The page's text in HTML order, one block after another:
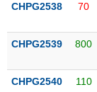
thái
phiếu
CHPG2538 70
CHPG2539 800
CHPG2540 110
NGÀNH